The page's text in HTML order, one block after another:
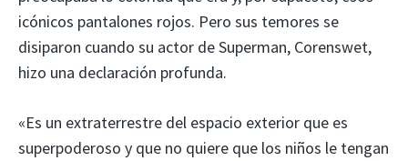
icónicos pantalones rojos. Pero sus temores se
disiparon cuando su actor de Superman, Corenswet,
hizo una declaración profunda.
«Es un extraterrestre del espacio exterior que es
superpoderoso y que no quiere que los niños le tengan